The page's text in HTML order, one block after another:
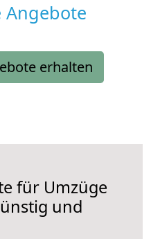
Angebote
erhalten
für Umzüge
und